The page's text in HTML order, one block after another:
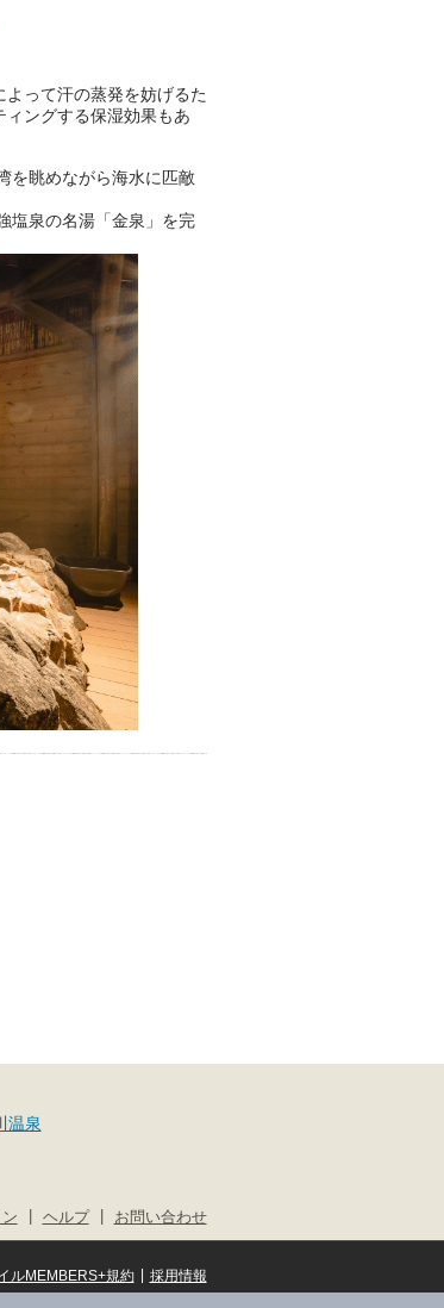
「JR九州ホテル ブラッ
喫してきたのでレポート
。夏向けの大分駅徒歩圏
観光スポットやクールダ
しみください！
事は大分県のPR記事で
って汗の蒸発を妨げるた
ングする保湿効果もあ
を眺めながら海水に匹敵
塩泉の名湯「金泉」を完
温泉
お問い合わせ
ヘルプ
採用情報
ルMEMBERS+規約